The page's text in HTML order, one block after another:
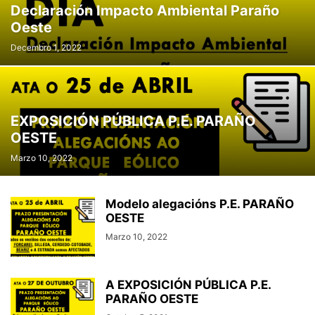
Declaración Impacto Ambiental Paraño
Oeste
Decembro 1, 2022
EXPOSICIÓN PÚBLICA P.E. PARAÑO
OESTE
Marzo 10, 2022
Modelo alegacións P.E. PARAÑO
OESTE
Marzo 10, 2022
A EXPOSICIÓN PÚBLICA P.E.
PARAÑO OESTE